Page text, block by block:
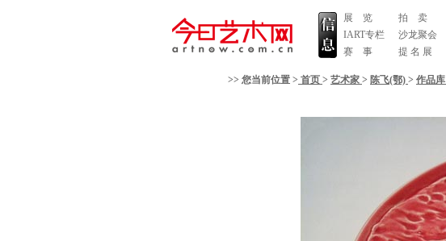
展 览
IART专栏
赛 事
拍 卖
沙龙聚会
提 名 展
>> 您当前位置 > 首页 > 艺术家 > 陈飞(鄂) > 作品库